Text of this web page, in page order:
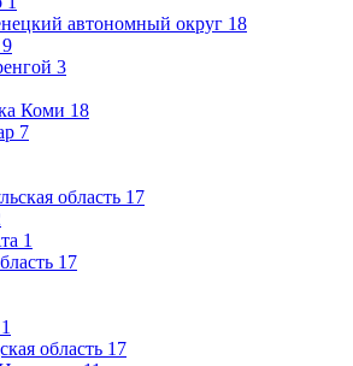
автономный округ 18
9
3
Коми 18
7
область 17
1
17
1
область 17